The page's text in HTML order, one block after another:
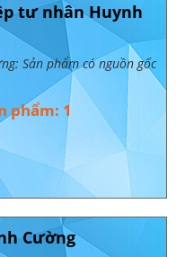
tư nhân Huynh
Sản phẩm có nguồn gốc
phẩm: 1
Cường